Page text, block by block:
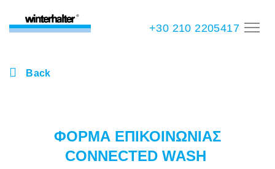
+30 210 2205417
Back
ΦΟΡΜΑ ΕΠΙΚΟΙΝΩΝΙΑΣ
CONNECTED WASH